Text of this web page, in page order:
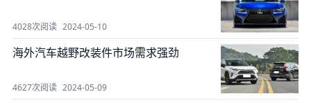
4028次阅读 2024-05-10
海外汽车越野改装件市场需求强劲
4627次阅读 2024-05-09